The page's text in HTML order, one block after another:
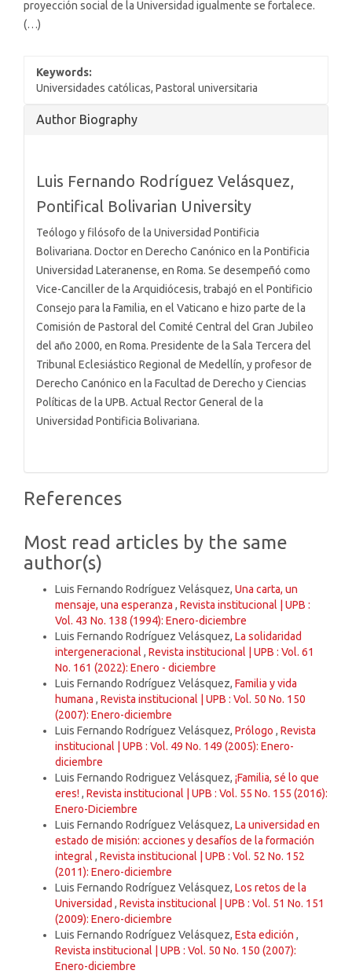
proyección social de la Universidad igualmente se fortalece.
(…)
Keywords:
Universidades católicas, Pastoral universitaria
Article
Author Biography
Luis Fernando Rodríguez Velásquez,
Pontifical Bolivarian University
Teólogo y filósofo de la Universidad Pontificia
Bolivariana. Doctor en Derecho Canónico en la Pontificia
Universidad Lateranense, en Roma. Se desempeñó como
Vice-Canciller de la Arquidiócesis, trabajó en el Pontificio
Consejo para la Familia, en el Vaticano e hizo parte de la
Comisión de Pastoral del Comité Central del Gran Jubileo
del año 2000, en Roma. Presidente de la Sala Tercera del
Tribunal Eclesiástico Regional de Medellín, y profesor de
Derecho Canónico en la Facultad de Derecho y Ciencias
Políticas de la UPB. Actual Rector General de la
Universidad Pontificia Bolivariana.
References
Most read articles by the same
author(s)
Luis Fernando Rodríguez Velásquez, Una carta, un
mensaje, una esperanza , Revista institucional | UPB :
Vol. 43 No. 138 (1994): Enero-diciembre
Luis Fernando Rodríguez Velásquez, La solidaridad
intergeneracional , Revista institucional | UPB : Vol. 61
No. 161 (2022): Enero - diciembre
Luis Fernando Rodríguez Velásquez, Familia y vida
humana , Revista institucional | UPB : Vol. 50 No. 150
(2007): Enero-diciembre
Luis Fernando Rodríguez Velásquez, Prólogo , Revista
institucional | UPB : Vol. 49 No. 149 (2005): Enero-
diciembre
Luis Fernando Rodriguez Velásquez, ¡Familia, sé lo que
eres! , Revista institucional | UPB : Vol. 55 No. 155 (2016):
Enero-Diciembre
Luis Fernando Rodríguez Velásquez, La universidad en
estado de misión: acciones y desafíos de la formación
integral , Revista institucional | UPB : Vol. 52 No. 152
(2011): Enero-diciembre
Luis Fernando Rodríguez Velásquez, Los retos de la
Universidad , Revista institucional | UPB : Vol. 51 No. 151
(2009): Enero-diciembre
Luis Fernando Rodríguez Velásquez, Esta edición ,
Revista institucional | UPB : Vol. 50 No. 150 (2007):
Enero-diciembre